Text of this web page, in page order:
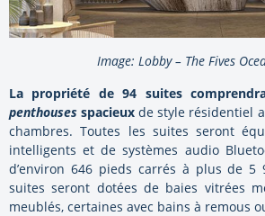
Image: Lobby – The Fives
La propriété de 94 suites
penthouses spacieux de style résidentiel
chambres. Toutes les suites seront
intelligents et de systèmes audio
d’environ 646 pieds carrés à plus de 5
suites seront dotées de baies vitrées
meublés, certaines avec bains à remous